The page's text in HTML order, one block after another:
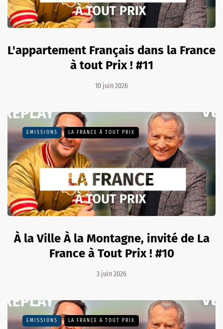
L'appartement Français dans la France
à tout Prix ! #11
10 juin 2026
EMISSIONS LA FRANCE À TOUT PRIX
À la Ville À la Montagne, invité de La
France à Tout Prix ! #10
3 juin 2026
EMISSIONS LA FRANCE À TOUT PRIX